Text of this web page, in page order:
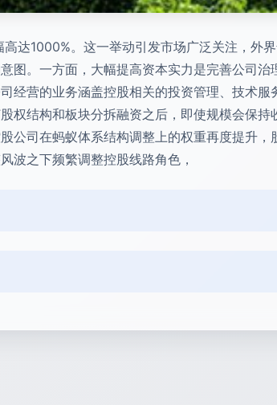
达1000%。这一举动引发市场广泛关注，外
图。一方面，大幅提高资本实力是完善公司治
经营的业务涵盖控股相关的投资管理、技术服
权结构和板块分拆融资之后，即使规模会保持
公司在蚂蚁体系结构调整上的权重再度提升，
波之下频繁调整控股线路角色，